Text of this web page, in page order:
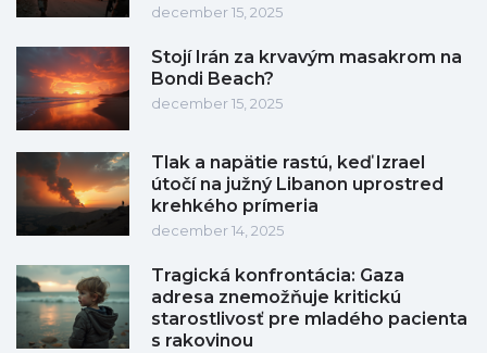
december 15, 2025
Stojí Irán za krvavým masakrom na
Bondi Beach?
december 15, 2025
Tlak a napätie rastú, keď Izrael
útočí na južný Libanon uprostred
krehkého prímeria
december 14, 2025
Tragická konfrontácia: Gaza
adresa znemožňuje kritickú
starostlivosť pre mladého pacienta
s rakovinou